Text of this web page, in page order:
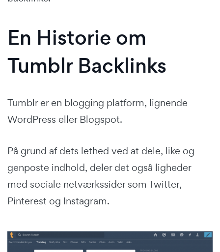
En Historie om
Tumblr Backlinks
Tumblr er en blogging platform, lignende
WordPress eller Blogspot.
På grund af dets lethed ved at dele, like og
genposte indhold, deler det også ligheder
med sociale netværkssider som Twitter,
Pinterest og Instagram.